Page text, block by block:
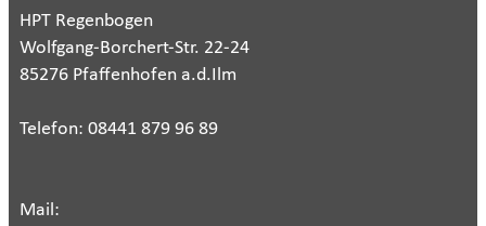
HPT Regenbogen
Wolfgang-Borchert-Str. 22-24
85276 Pfaffenhofen a.d.Ilm
Telefon: 08441 879 96 89
Mail: